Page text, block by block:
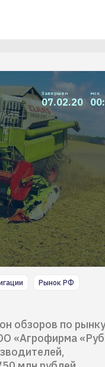
Завершен
07.02.20
мск
Рынок РФ
обзоров по рынку
«Агрофирма